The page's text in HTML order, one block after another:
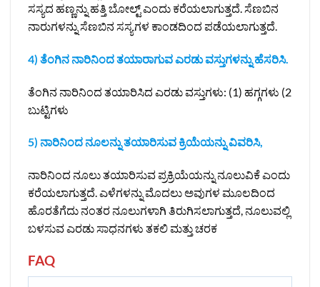
ಸಸ್ಯದ ಹಣ್ಣನ್ನು ಹತ್ತಿ ಬೋಲ್ಟ್ ಎಂದು ಕರೆಯಲಾಗುತ್ತದೆ. ಸೆಣಬಿನ
ನಾರುಗಳನ್ನು ಸೆಣಬಿನ ಸಸ್ಯಗಳ ಕಾಂಡದಿಂದ ಪಡೆಯಲಾಗುತ್ತದೆ.
4) ತೆಂಗಿನ ನಾರಿನಿಂದ ತಯಾರಾಗುವ ಎರಡು ವಸ್ತುಗಳನ್ನು ಹೆಸರಿಸಿ.
ತೆಂಗಿನ ನಾರಿನಿಂದ ತಯಾರಿಸಿದ ಎರಡು ವಸ್ತುಗಳು: (1) ಹಗ್ಗಗಳು (2
ಬುಟ್ಟಿಗಳು
5) ನಾರಿನಿಂದ ನೂಲನ್ನು ತಯಾರಿಸುವ ಕ್ರಿಯೆಯನ್ನು ವಿವರಿಸಿ,
ನಾರಿನಿಂದ ನೂಲು ತಯಾರಿಸುವ ಪ್ರಕ್ರಿಯೆಯನ್ನು ನೂಲುವಿಕೆ ಎಂದು
ಕರೆಯಲಾಗುತ್ತದೆ. ಎಳೆಗಳನ್ನು ಮೊದಲು ಅವುಗಳ ಮೂಲದಿಂದ
ಹೊರತೆಗೆದು ನಂತರ ನೂಲುಗಳಾಗಿ ತಿರುಗಿಸಲಾಗುತ್ತದೆ, ನೂಲುವಲ್ಲಿ
ಬಳಸುವ ಎರಡು ಸಾಧನಗಳು ತಕಲಿ ಮತ್ತು ಚರಕ
FAQ